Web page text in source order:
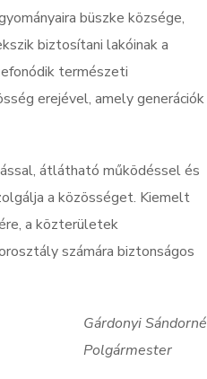
büszke községe,
biztosítani lakóinak a
természeti
erejével, amely generációk
átlátható működéssel és
a közösséget. Kiemelt
a közterületek
számára biztonságos
Gárdonyi Sándorné
Polgármester